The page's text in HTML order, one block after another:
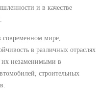
и в качестве
мире,
в различных отраслях
их незаменимыми в
строительных